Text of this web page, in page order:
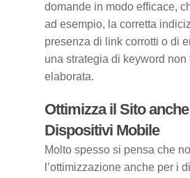
domande in modo efficace,
ad esempio, la corretta
presenza di link corrotti o di
una strategia di keyword non
elaborata.
Ottimizza il Sito
Dispositivi Mobile
Molto spesso si pensa che
l’ottimizzazione anche per i